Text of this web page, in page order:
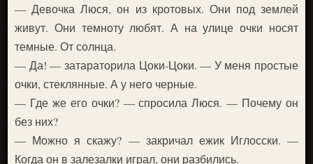
— Девочка Люся, он из кротовых. Они под землей
живут. Они темноту любят. А на улице очки носят
темные. От солнца.
— Да! — затараторила Цоки-Цоки. — У меня простые
очки, стеклянные. А у него черные.
— Где же его очки? — спросила Люся. — Почему он
без них?
— Можно я скажу? — закричал ежик Иглосски. —
Когда он в залезалки играл, они разбились.